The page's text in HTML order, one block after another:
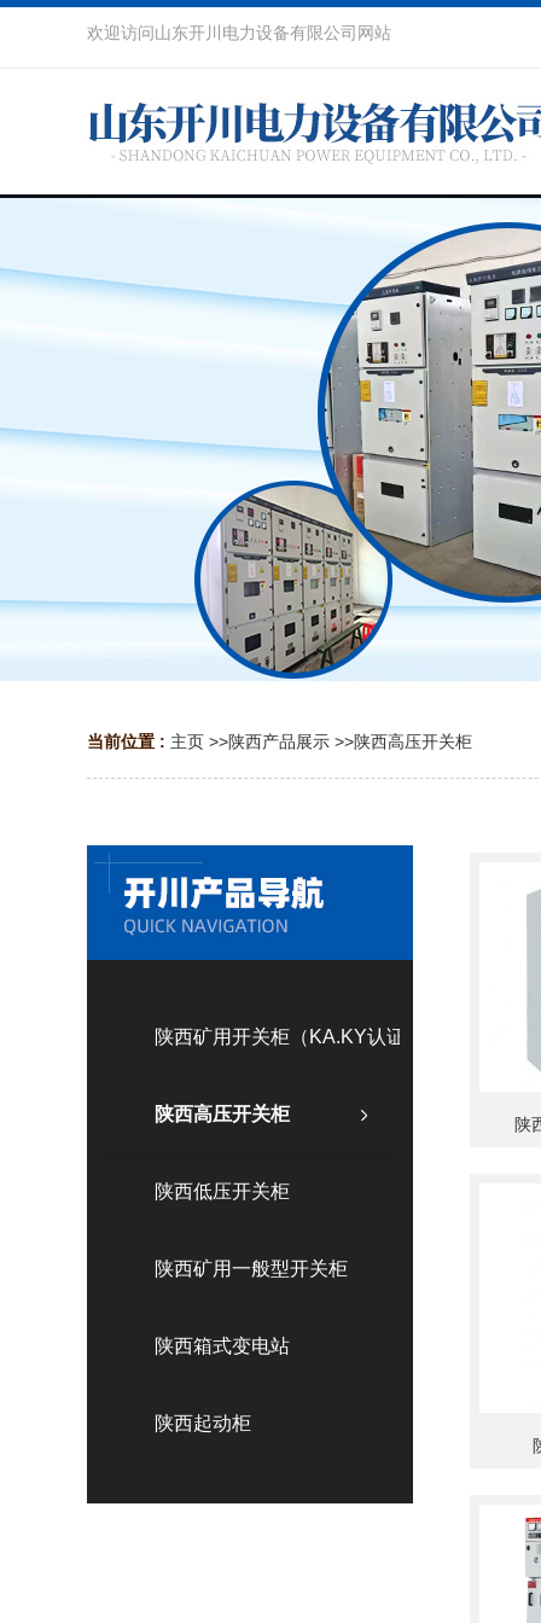
欢迎访问山东开川电力设备有限公司网站
当前位置 : 主页 >>陕西产品展示 >>陕西高压开关柜
陕西矿用开关柜（KA.KY认证）
陕西高压开关柜
陕西低压开关柜
陕西矿用一般型开关柜
陕西箱式变电站
陕西起动柜
陕